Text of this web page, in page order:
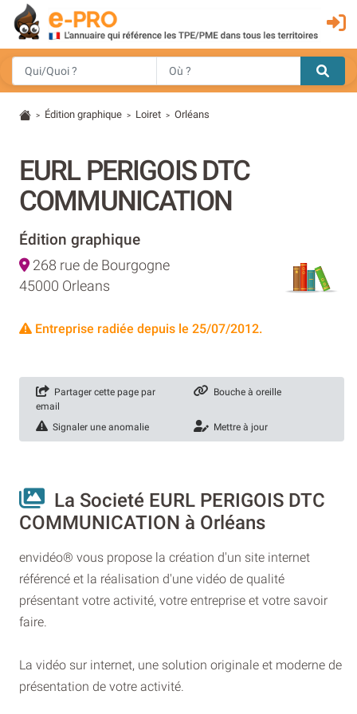
> Édition graphique > Loiret > Orléans
EURL PERIGOIS DTC
COMMUNICATION
Édition graphique
268 rue de Bourgogne
45000 Orleans
Entreprise radiée depuis le 25/07/2012.
Partager cette page par
email
Bouche à oreille
Signaler une anomalie Mettre à jour
La Societé EURL PERIGOIS DTC
COMMUNICATION à Orléans
envidéo® vous propose la création d'un site internet
référencé et la réalisation d'une vidéo de qualité
présentant votre activité, votre entreprise et votre savoir
faire.
La vidéo sur internet, une solution originale et moderne de
présentation de votre activité.